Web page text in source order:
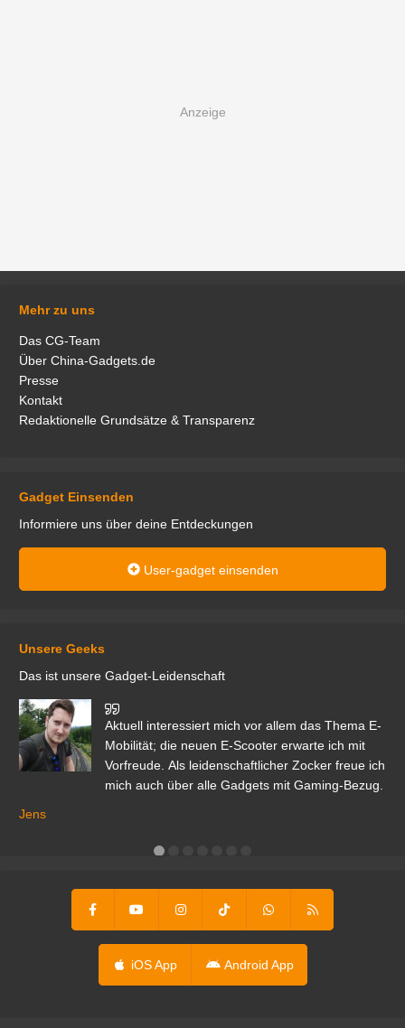
Mehr zu uns
Das CG-Team
Über China-Gadgets.de
Presse
Kontakt
Redaktionelle Grundsätze & Transparenz
Gadget Einsenden
Informiere uns über deine Entdeckungen
User-gadget einsenden
Unsere Geeks
Das ist unsere Gadget-Leidenschaft
Aktuell interessiert mich vor allem das Thema E-
Mobilität; die neuen E-Scooter erwarte ich mit
Vorfreude. Als leidenschaftlicher Zocker freue ich
mich auch über alle Gadgets mit Gaming-Bezug.
Jens
iOS App Android App